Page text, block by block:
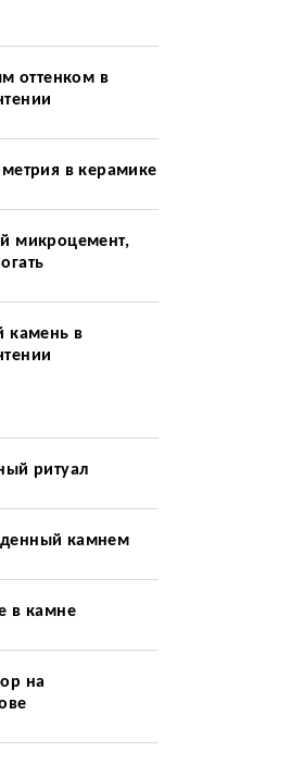
оттенком в
в керамике
микроцемент,
камень в
ритуал
камнем
в камне
на